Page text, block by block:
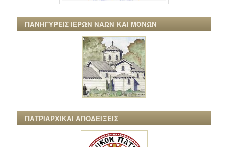
ΠΑΝΗΓΥΡΕΙΣ ΙΕΡΩΝ ΝΑΩΝ ΚΑΙ ΜΟΝΩΝ
ΠΑΤΡΙΑΡΧΙΚΑΙ ΑΠΟΔΕΙΞΕΙΣ